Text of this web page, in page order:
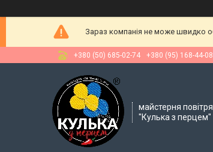
Зараз компанія не може швидко
+380 (50) 685-02-74 +380 (95) 168-44-08
майстерня
"Кулька з перцем"